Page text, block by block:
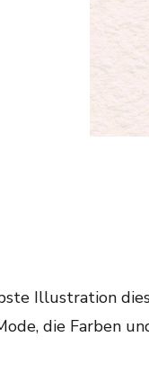
Illustration
die Farben